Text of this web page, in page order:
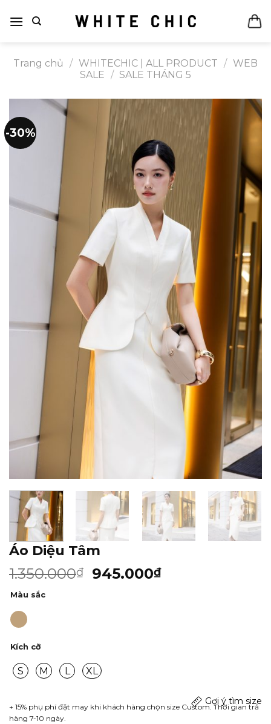
qua
Trang chủ
/ WHITECHIC | ALL PRODUCT / WEB
SALE / SALE THÁNG 5
-30%
Áo Diệu Tâm
1.350.000₫ 945.000₫
Màu sắc
Kích cỡ
S M L XL
+ 15% phụ phí đặt may khi khách hàng chọn size Custom. Thời gian trả
hàng 7-10 ngày.
Gợi ý tìm size